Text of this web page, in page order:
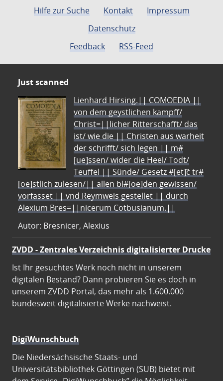
Hilfe zur Suche Kontakt
Impressum
Datenschutz
Feedback
RSS-Feed
Just scanned
Lienhard Hirsing.|| COMOEDIA ||
von dem geystlichen kampff/
Christ=||licher Ritterschafft/ das
ist/ wie die || Christen aus warheit
der schrifft/ sich legen || m#
[ue]ssen/ wider die Heel/ Todt/
Teuffel || Sünde/ Gesetz #[et]c̃ tr#
[oe]stlich zulesen/|| allen bl#[oe]den gewissen/
vorfasset || vnd Reymweis gestellet || durch
Alexium Bres=||nicerum Cotbusianum.||
Autor: Bresnicer, Alexius
ZVDD - Zentrales Verzeichnis digitalisierter Drucke
Ist Ihr gesuchtes Werk noch nicht in unserem
digitalen Bestand? Dann probieren Sie es doch in
unserem ZVDD Portal, das mehr als 1.600.000
bundesweit digitalisierte Werke nachweist.
DigiWunschbuch
Die Niedersächsische Staats- und
Universitätsbibliothek Göttingen (SUB) bietet mit